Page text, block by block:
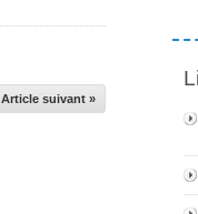
Article suivant »